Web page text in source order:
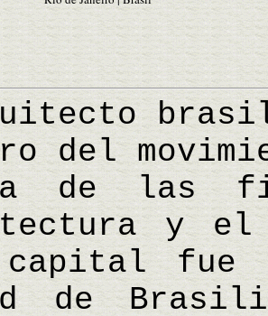
del
de las
y el
capital fue
de